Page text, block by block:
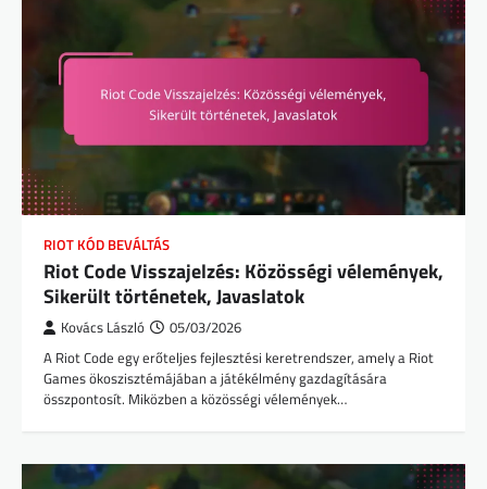
RIOT KÓD BEVÁLTÁS
Riot Code Visszajelzés: Közösségi vélemények,
Sikerült történetek, Javaslatok
Kovács László 05/03/2026
A Riot Code egy erőteljes fejlesztési keretrendszer, amely a Riot
Games ökoszisztémájában a játékélmény gazdagítására
összpontosít. Miközben a közösségi vélemények…